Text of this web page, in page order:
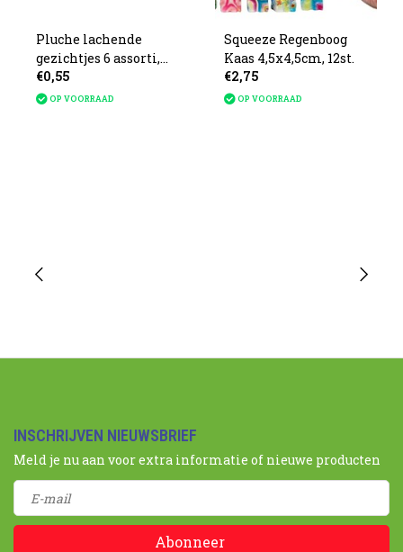
Pluche lachende
gezichtjes 6 assorti,
10cm
€0,55
OP VOORRAAD
Squeeze Regenboog
Kaas 4,5x4,5cm, 12st.
€2,75
OP VOORRAAD
INSCHRIJVEN NIEUWSBRIEF
Meld je nu aan voor extra informatie of nieuwe producten
Abonneer